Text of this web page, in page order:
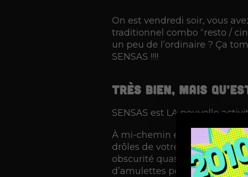
On est vendredi soir, vous
traditionnel combo “resto /
un peu de l’ordinaire ? Ça
SENSAS !!!!
Très bien, mais
SENSAS est LA nouvelle
À mi-chemin entre Fort
drôles de votre fin de
obscurité quasi-totale, vous
d’amulettes possible.